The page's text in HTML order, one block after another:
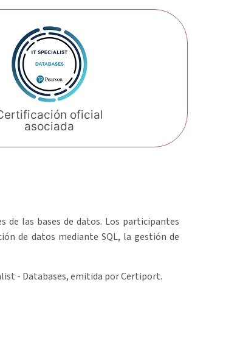
oficial
asociada
de las bases de datos. Los participantes
de datos mediante SQL, la gestión de
- Databases, emitida por Certiport.